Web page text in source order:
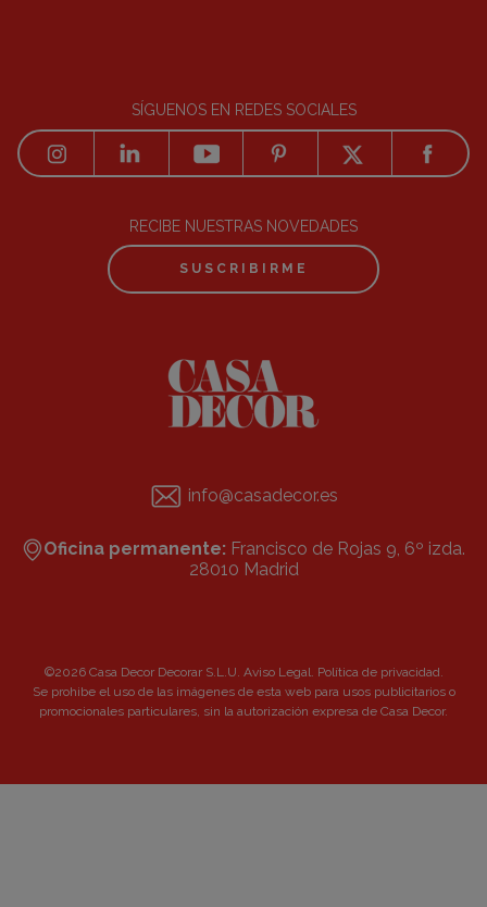
SÍGUENOS EN REDES SOCIALES
RECIBE NUESTRAS NOVEDADES
SUSCRIBIRME
info@casadecor.es
Oficina permanente: Francisco de Rojas 9, 6º izda.
28010 Madrid
©2026 Casa Decor Decorar S.L.U. Aviso Legal. Política de privacidad.
Se prohibe el uso de las imágenes de esta web para usos publicitarios o
promocionales particulares, sin la autorización expresa de Casa Decor.